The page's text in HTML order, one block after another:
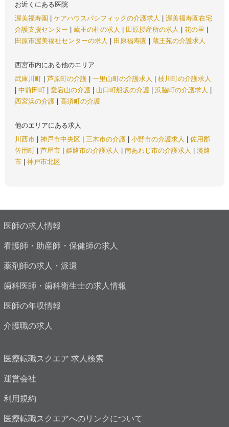
お近くにある医院
渥美福寿園
ケアハウスパシフィックの介護求人
渥美福寿園在宅
介護支援センター
蔵王の杜の求人 田原授産所の求人 花の里
田原市渥美福祉センターの求人
田原福寿園 蔵王苑の介護求人
西宮市内にある他のエリア
武庫川町
芦原町の介護 一里山町の介護求人
枝川町の介護求人
中前田町 愛宕山の介護 山口町船坂の介護 浜脇町の介護求人
西宮浜の介護
高須町の介護
他のエリアにある求人
川西市
神戸市中央区 三木市の介護 小野市の介護求人
佐用郡
佐用町
芦屋市 姫路市の介護求人 南あわじ市の介護求人
淡路
市
神戸市北区
医師の求人情報
看護師・助産師・保健師の求人
薬剤師の求人・派遣
歯科医師・歯科衛生士の求人情報
医師の年収情報
介護職の求人
医療転職スクエア 求人検索
運営会社
利用規約
医療転職スクエアへのリンクについて